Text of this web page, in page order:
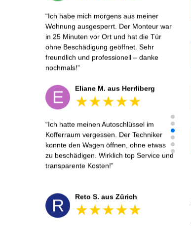
Ich habe mich morgens aus meiner
Wohnung ausgesperrt. Der Monteur war
in 25 Minuten vor Ort und hat die Tür
ohne Beschädigung geöffnet. Sehr
freundlich und professionell – danke
nochmals!
E Eliane M. aus Herrliberg
Ich hatte meinen Autoschlüssel im
Kofferraum vergessen. Der Techniker
konnte den Wagen öffnen, ohne etwas
zu beschädigen. Wirklich top Service und
transparente Kosten!
R Reto S. aus Zürich